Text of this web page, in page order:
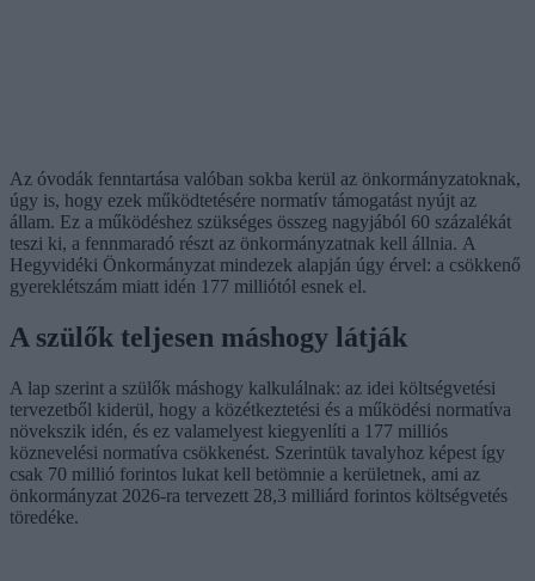
Az óvodák fenntartása valóban sokba kerül az önkormányzatoknak,
úgy is, hogy ezek működtetésére normatív támogatást nyújt az
állam. Ez a működéshez szükséges összeg nagyjából 60 százalékát
teszi ki, a fennmaradó részt az önkormányzatnak kell állnia. A
Hegyvidéki Önkormányzat mindezek alapján úgy érvel: a csökkenő
gyereklétszám miatt idén 177 milliótól esnek el.
A szülők teljesen máshogy látják
A lap szerint a szülők máshogy kalkulálnak: az idei költségvetési
tervezetből kiderül, hogy a közétkeztetési és a működési normatíva
növekszik idén, és ez valamelyest kiegyenlíti a 177 milliós
köznevelési normatíva csökkenést. Szerintük tavalyhoz képest így
csak 70 millió forintos lukat kell betömnie a kerületnek, ami az
önkormányzat 2026-ra tervezett 28,3 milliárd forintos költségvetés
töredéke.